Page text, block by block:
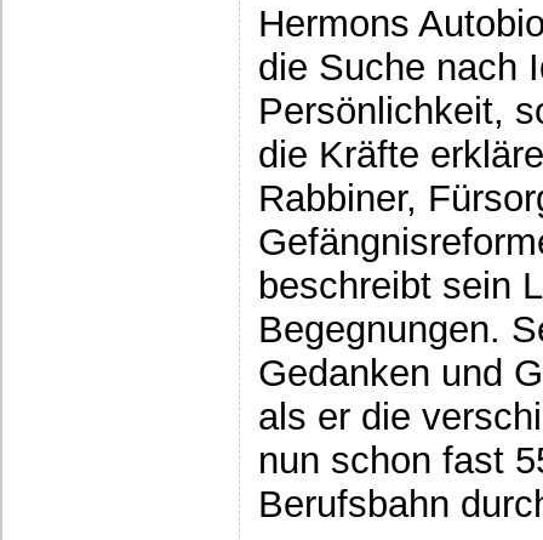
Hermons
die Suche nach
Persönlichkeit,
die Kräfte
Rabbiner,
beschreibt sein
Begegnungen.
Gedanken und
als er die
nun schon fast
Berufsbahn